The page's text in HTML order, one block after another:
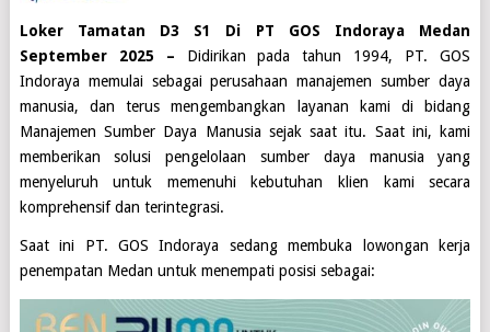
Loker Tamatan D3 S1 Di PT GOS Indoraya Medan
September 2025 – Didirikan pada tahun 1994, PT. GOS
Indoraya memulai sebagai perusahaan manajemen sumber daya
manusia, dan terus mengembangkan layanan kami di bidang
Manajemen Sumber Daya Manusia sejak saat itu. Saat ini, kami
memberikan solusi pengelolaan sumber daya manusia yang
menyeluruh untuk memenuhi kebutuhan klien kami secara
komprehensif dan terintegrasi.
Saat ini PT. GOS Indoraya sedang membuka lowongan kerja
penempatan Medan untuk menempati posisi sebagai: